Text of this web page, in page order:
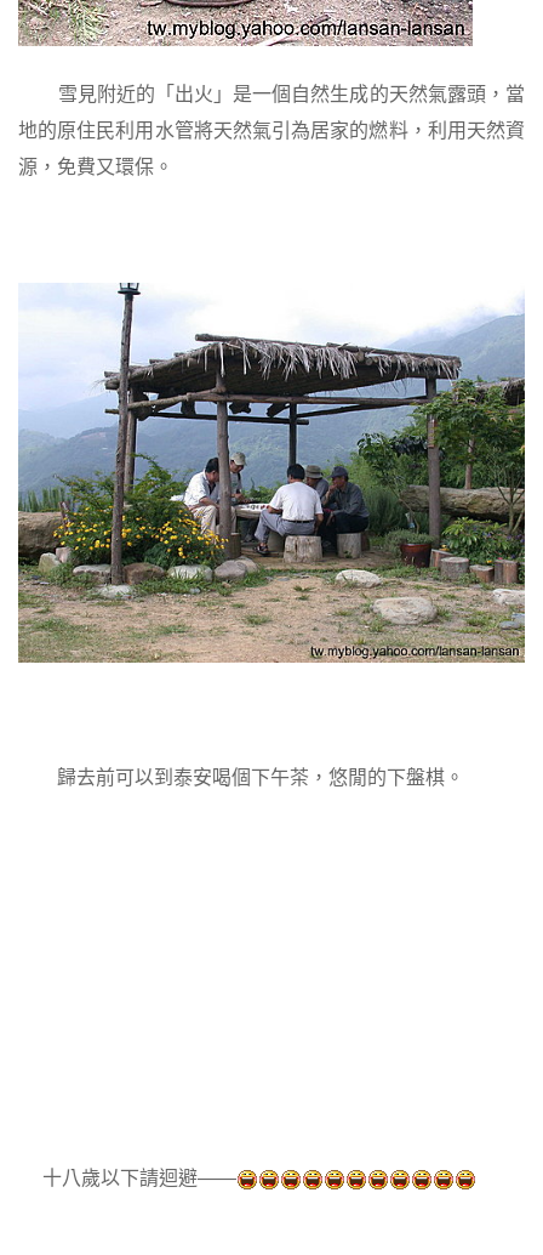
雪見附近的「出火」是一個自然生成的天然氣露頭，當
地的原住民利用水管將天然氣引為居家的燃料，利用天然資
源，免費又環保。
歸去前可以到泰安喝個下午茶，悠閒的下盤棋。
十八歲以下請迴避——